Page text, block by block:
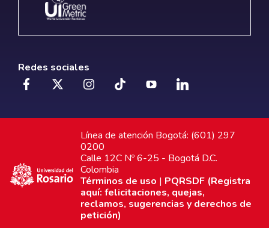
Redes sociales
Línea de atención Bogotá: (601) 297
0200
Calle 12C Nº 6-25 - Bogotá D.C.
Colombia
Términos de uso | PQRSDF (Registra
aquí: felicitaciones, quejas,
reclamos, sugerencias y derechos de
petición)